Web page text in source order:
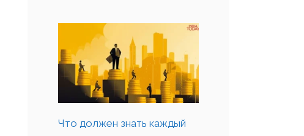
Что должен знать каждый